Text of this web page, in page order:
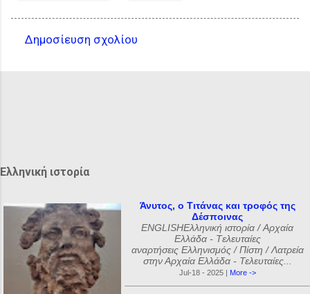
Δημοσίευση σχολίου
Ελληνική ιστορία
Άνυτος, ο Τιτάνας και τροφός της
Δέσποινας
ENGLISHΕλληνική ιστορία / Αρχαία
Ελλάδα - Tελευταίες
αναρτήσεις Ελληνισμός / Πίστη / Λατρεία
στην Αρχαία Ελλάδα - Τελευταίες...
Jul-18 - 2025 | More ->